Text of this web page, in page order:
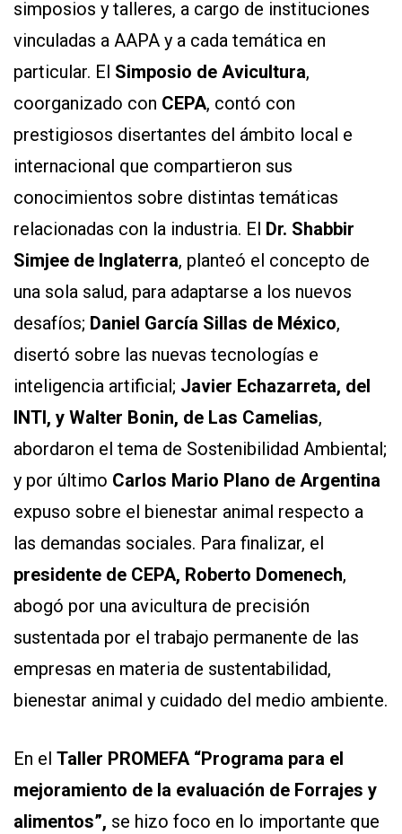
simposios y talleres, a cargo de instituciones
vinculadas a AAPA y a cada temática en
particular. El Simposio de Avicultura,
coorganizado con CEPA, contó con
prestigiosos disertantes del ámbito local e
internacional que compartieron sus
conocimientos sobre distintas temáticas
relacionadas con la industria. El Dr. Shabbir
Simjee de Inglaterra, planteó el concepto de
una sola salud, para adaptarse a los nuevos
desafíos; Daniel García Sillas de México,
disertó sobre las nuevas tecnologías e
inteligencia artificial; Javier Echazarreta, del
INTI, y Walter Bonin, de Las Camelias,
abordaron el tema de Sostenibilidad Ambiental;
y por último Carlos Mario Plano de Argentina
expuso sobre el bienestar animal respecto a
las demandas sociales. Para finalizar, el
presidente de CEPA, Roberto Domenech,
abogó por una avicultura de precisión
sustentada por el trabajo permanente de las
empresas en materia de sustentabilidad,
bienestar animal y cuidado del medio ambiente.
En el Taller PROMEFA “Programa para el
mejoramiento de la evaluación de Forrajes y
alimentos”, se hizo foco en lo importante que